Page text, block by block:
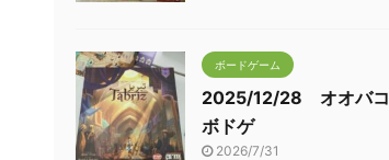
ボードゲーム
2025/12/28 オオバコ
ボドゲ
2026/7/31